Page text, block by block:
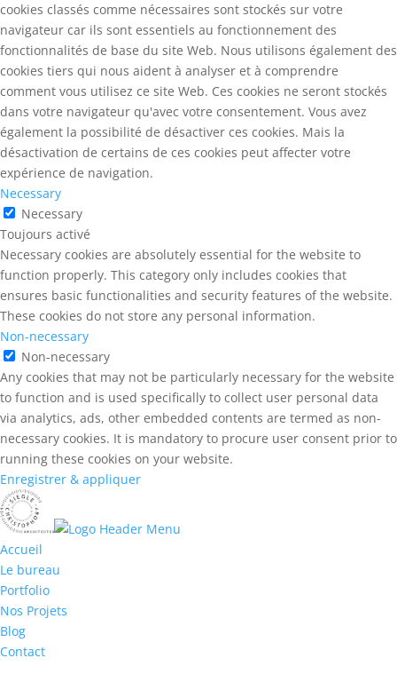
cookies classés comme nécessaires sont stockés sur votre
navigateur car ils sont essentiels au fonctionnement des
fonctionnalités de base du site Web. Nous utilisons également des
cookies tiers qui nous aident à analyser et à comprendre
comment vous utilisez ce site Web. Ces cookies ne seront stockés
dans votre navigateur qu'avec votre consentement. Vous avez
également la possibilité de désactiver ces cookies. Mais la
désactivation de certains de ces cookies peut affecter votre
expérience de navigation.
Necessary
Necessary
Toujours activé
Necessary cookies are absolutely essential for the website to
function properly. This category only includes cookies that
ensures basic functionalities and security features of the website.
These cookies do not store any personal information.
Non-necessary
Non-necessary
Any cookies that may not be particularly necessary for the website
to function and is used specifically to collect user personal data
via analytics, ads, other embedded contents are termed as non-
necessary cookies. It is mandatory to procure user consent prior to
running these cookies on your website.
Enregistrer & appliquer
Accueil
Le bureau
Portfolio
Nos Projets
Blog
Contact